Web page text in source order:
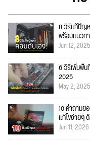
8 วิธีแก้ปัญห
พร้อมแนวท
Jun 12, 2025
6 วิธีเพิ่มพื้น
2025
May 2, 2025
10 คำถาม
แก้ไขง่ายๆ
Jun 11, 2026